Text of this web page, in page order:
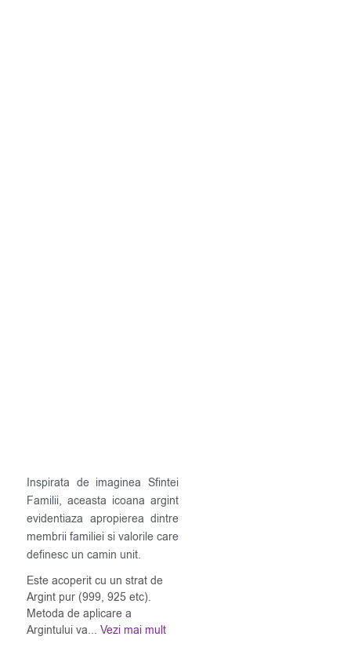
Inspirata de imaginea Sfintei
Familii, aceasta icoana argint
evidentiaza apropierea dintre
membrii familiei si valorile care
definesc un camin unit.
Este acoperit cu un strat de
Argint pur (999, 925 etc).
Metoda de aplicare a
Argintului va... Vezi mai mult